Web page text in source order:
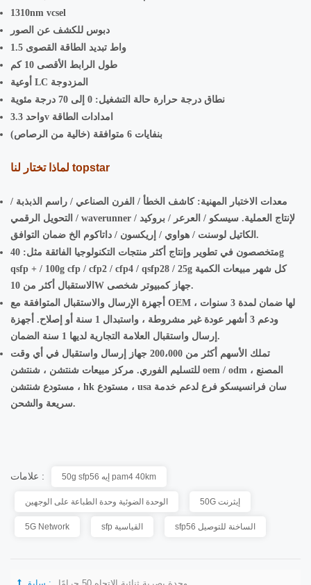
1310nm vcsel
دبوس للكشف عن الصور
1.5 واط تبديد الطاقة القصوى
طول الرابط الأقصى 10 كم
أوعية LC المزدوجة
نطاق درجة حرارة حالة التشغيل: 0 إلى 70 درجة مئوية
واحد 3.3v امدادات الطاقة
بنفايات 6 متوافقة (خالية من الرصاص)
لماذا تختار لنا topstar
معدات الاختبار المهنية: كاشف الخطأ / الفرن الصناعي / راسم الذبذبة /
التحويل الرقمي / waverunner لإنتاج العملية. سيسكو / العرعر / بروكيد /
الكاتيل لوسنت / هواوي / إريكسون / داتاكوم الخ ضمان التوافق.
متخصصون في تطوير وإنتاج أكثر منتجات التكنولوجيا الفائقة مثل: 40g
qsfp + / 100g cfp / cfp2 / cfp4 / qsfp28 / 25g كل شهر مبيعات الكمية
الاستقبال أكثر من 10W جهاز كمبيوتر شخصى.
أجهزة الإرسال والاستقبال المتوافقة مع OEM لها ضمان لمدة 3 سنوات ،
ودعم 3 أشهر عودة غير مشروطة ، واستبدال 1 سنة أو إصلاح. أجهزة
إرسال واستقبال العلامة التجارية لديها 1 سنة الضمان.
تملك الأسهم أكثر من 200،000 جهاز إرسال واستقبال في أي وقت
للتسليم الفوري. مركز مبيعات شنتشن ، شنتشن oem / odm المصنع ،
مستودع شنتشن ، hk مستودع ، usa سان فرانسيسكو فرع لدعم خدمة
سريعة والشحن.
علامات : 50g sfp56 إيه pam4 40km
الوحدة الضوئية وحدة الطباعة على الوجهين 50G إيثرنت
5G Network sfp القياسية sfp56 الساخنة للتوصيل